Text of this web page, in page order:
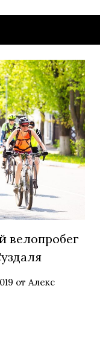
велопробег
от Алекс